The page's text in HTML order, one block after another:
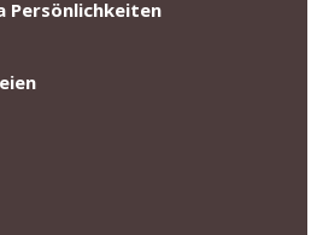
Persönlichkeiten